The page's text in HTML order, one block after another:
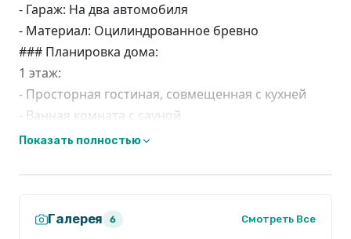
- Гараж: На два автомобиля
- Материал: Оцилиндрованное бревно
### Планировка дома:
1 этаж:
- Просторная гостиная, совмещенная с кухней
- Ванная комната с сауной
- Спальня
- Три спальни
Показать полностью
Галерея 6 Смотреть Все